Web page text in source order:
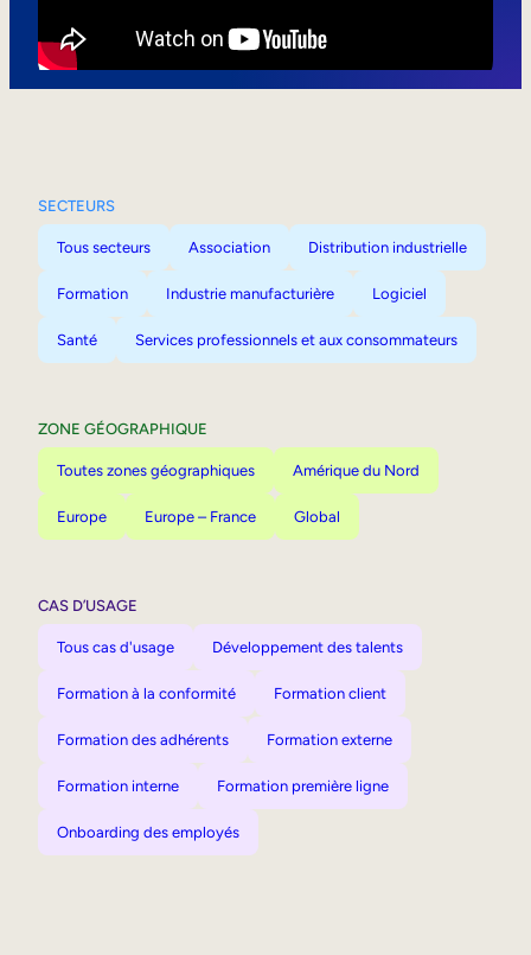
SECTEURS
Tous secteurs Association Distribution industrielle
Formation Industrie manufacturière Logiciel
Santé Services professionnels et aux consommateurs
ZONE GÉOGRAPHIQUE
Toutes zones géographiques Amérique du Nord
Europe Europe – France Global
CAS D’USAGE
Tous cas d'usage Développement des talents
Formation à la conformité Formation client
Formation des adhérents Formation externe
Formation interne Formation première ligne
Onboarding des employés